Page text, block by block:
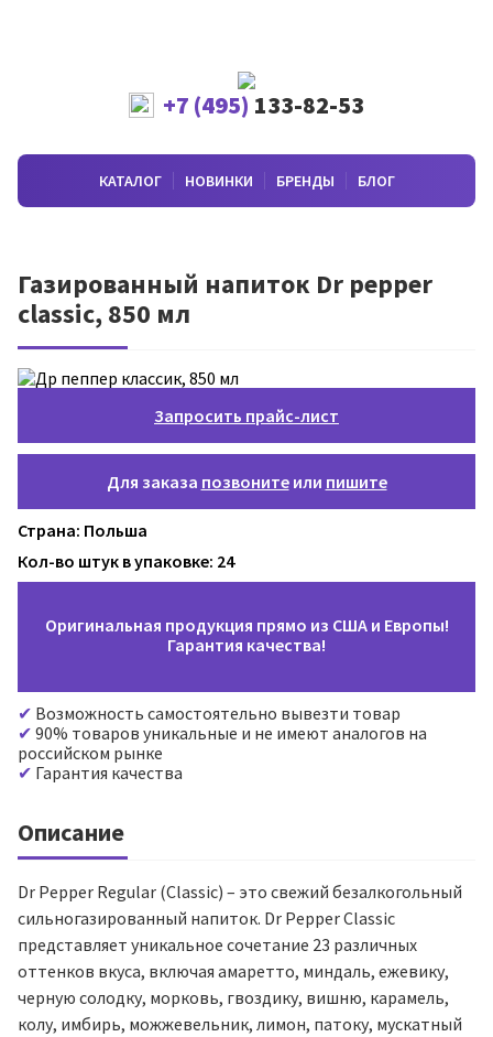
+7 (495) 133-82-53
КАТАЛОГ НОВИНКИ БРЕНДЫ БЛОГ
Газированный напиток Dr pepper
classic, 850 мл
Запросить прайс-лист
Для заказа позвонитеили пишите
Страна: Польша
Кол-во штук в упаковке: 24
Оригинальная продукция прямо из США и Европы!
Гарантия качества!
Возможность самостоятельно вывезти товар
90% товаров уникальные и не имеют аналогов на
российском рынке
Гарантия качества
Описание
Dr Pepper Regular (Classic) – это свежий безалкогольный
сильногазированный напиток. Dr Pepper Classic
представляет уникальное сочетание 23 различных
оттенков вкуса, включая амаретто, миндаль, ежевику,
черную солодку, морковь, гвоздику, вишню, карамель,
колу, имбирь, можжевельник, лимон, патоку, мускатный